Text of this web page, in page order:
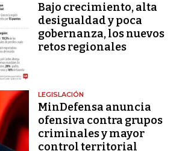
Bajo crecimiento, alta
desigualdad y poca
gobernanza, los nuevos
retos regionales
LEGISLACIÓN
MinDefensa anuncia
ofensiva contra grupos
criminales y mayor
control territorial